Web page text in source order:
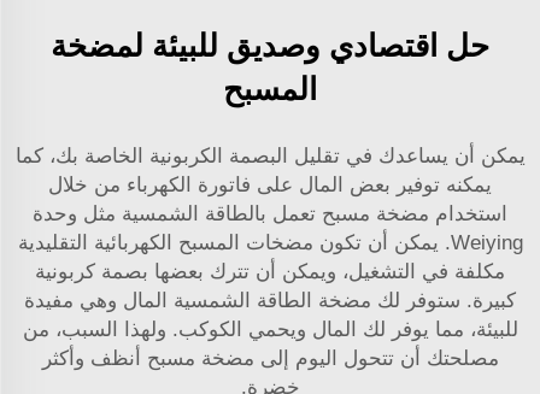
حل اقتصادي وصديق للبيئة لمضخة
المسبح
يمكن أن يساعدك في تقليل البصمة الكربونية الخاصة بك، كما
يمكنه توفير بعض المال على فاتورة الكهرباء من خلال
استخدام مضخة مسبح تعمل بالطاقة الشمسية مثل وحدة
Weiying. يمكن أن تكون مضخات المسبح الكهربائية التقليدية
مكلفة في التشغيل، ويمكن أن تترك بعضها بصمة كربونية
كبيرة. ستوفر لك مضخة الطاقة الشمسية المال وهي مفيدة
للبيئة، مما يوفر لك المال ويحمي الكوكب. ولهذا السبب، من
مصلحتك أن تتحول اليوم إلى مضخة مسبح أنظف وأكثر
خضرة.